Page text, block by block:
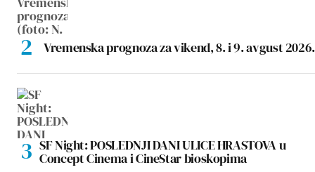
Vremenska prognoza za vikend, 8. i 9. avgust 2026.
SF Night: POSLEDNJI DANI ULICE HRASTOVA u
Concept Cinema i CineStar bioskopima